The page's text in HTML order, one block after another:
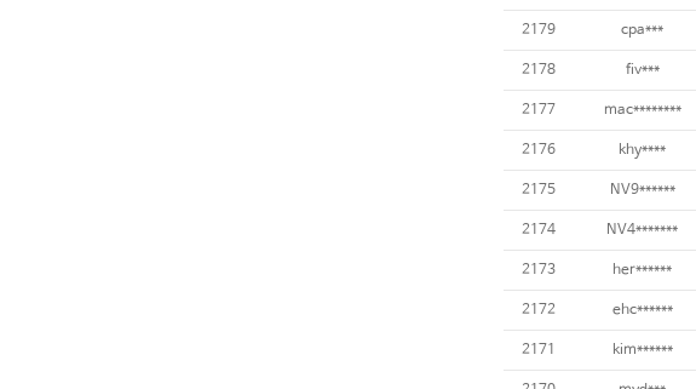
2179 cpa***
2178 fiv***
2177 mac********
2176 khy****
2175 NV9******
2174 NV4*******
2173 her******
2172 ehc******
2171 kim******